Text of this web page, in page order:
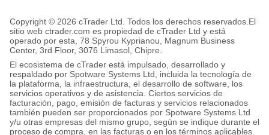
Copyright © 2026 cTrader Ltd. Todos los derechos reservados. El
sitio web ctrader.com es propiedad de cTrader Ltd y está
operado por esta, 78 Spyrou Kyprianou, Magnum Business
Center, 3rd Floor, 3076 Limasol, Chipre.
El ecosistema de cTrader está impulsado, desarrollado y
respaldado por Spotware Systems Ltd, incluida la tecnología de
la plataforma, la infraestructura, el desarrollo de software, los
servicios operativos y de asistencia. Ciertos servicios de
facturación, pago, emisión de facturas y servicios relacionados
también pueden ser proporcionados por Spotware Systems Ltd
y/u otras empresas del mismo grupo, según se indique durante el
proceso de compra, en las facturas o en los términos aplicables.